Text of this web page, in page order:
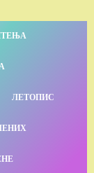
ЛЕТОПИС